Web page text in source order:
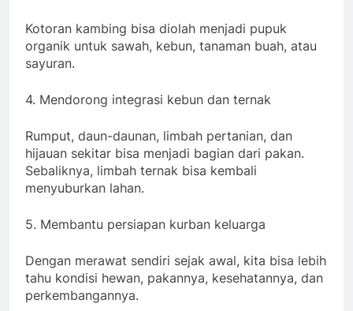
Kotoran kambing bisa diolah menjadi pupuk
organik untuk sawah, kebun, tanaman buah, atau
sayuran.
4. Mendorong integrasi kebun dan ternak
Rumput, daun-daunan, limbah pertanian, dan
hijauan sekitar bisa menjadi bagian dari pakan.
Sebaliknya, limbah ternak bisa kembali
menyuburkan lahan.
5. Membantu persiapan kurban keluarga
Dengan merawat sendiri sejak awal, kita bisa lebih
tahu kondisi hewan, pakannya, kesehatannya, dan
perkembangannya.